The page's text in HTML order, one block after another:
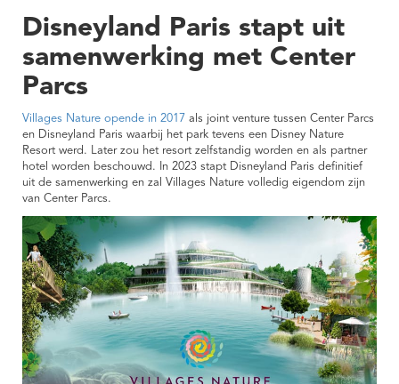
Disneyland Paris stapt uit
samenwerking met Center
Parcs
Villages Nature opende in 2017 als joint venture tussen Center Parcs
en Disneyland Paris waarbij het park tevens een Disney Nature
Resort werd. Later zou het resort zelfstandig worden en als partner
hotel worden beschouwd. In 2023 stapt Disneyland Paris definitief
uit de samenwerking en zal Villages Nature volledig eigendom zijn
van Center Parcs.